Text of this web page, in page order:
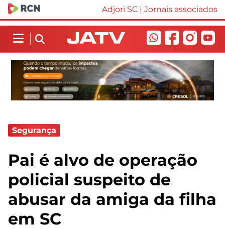
Adjori SC | Jornais associados
Segurança
Pai é alvo de operação
policial suspeito de
abusar da amiga da filha
em SC